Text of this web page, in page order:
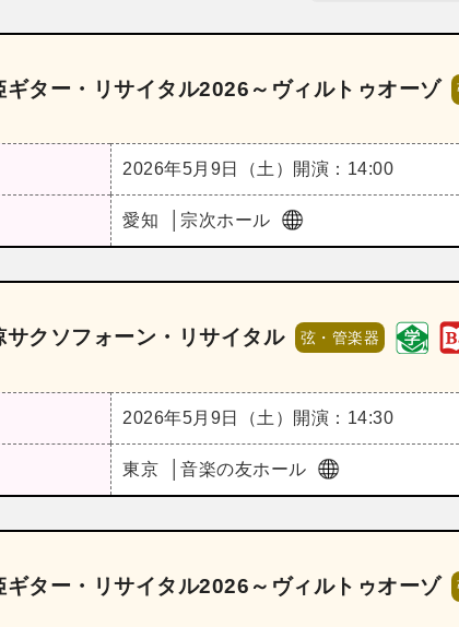
ギター・リサイタル2026～ヴィルトゥオーゾ
2026年5月9日（土） 開演：14:00
愛知 宗次ホール
サクソフォーン・リサイタル 弦・管楽器
2026年5月9日（土） 開演：14:30
東京 音楽の友ホール
ギター・リサイタル2026～ヴィルトゥオーゾ